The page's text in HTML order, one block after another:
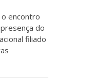
o encontro
do
filiado